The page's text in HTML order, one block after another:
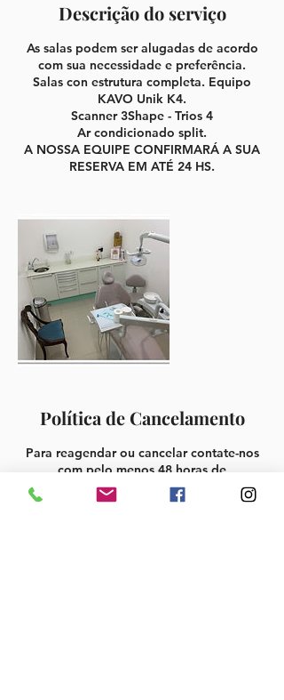
Descrição do serviço
As salas podem ser alugadas de acordo
com sua necessidade e preferência.
Salas con estrutura completa. Equipo
KAVO Unik K4.
Scanner 3Shape - Trios 4
Ar condicionado split.
A NOSSA EQUIPE CONFIRMARÁ A SUA
RESERVA EM ATÉ 24 HS.
Política de Cancelamento
Para reagendar ou cancelar contate-nos
com pelo menos 48 horas de
antecedencia.